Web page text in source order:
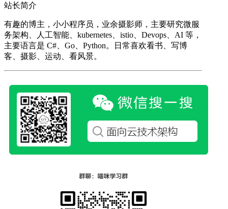
站长简介
有趣的博主，小小程序员，业余摄影师，主要研究微服
务架构、人工智能、kubernetes、istio、Devops、AI 等，
主要语言是 C#、Go、Python。日常喜欢看书、写博
客、摄影、运动、看风景。